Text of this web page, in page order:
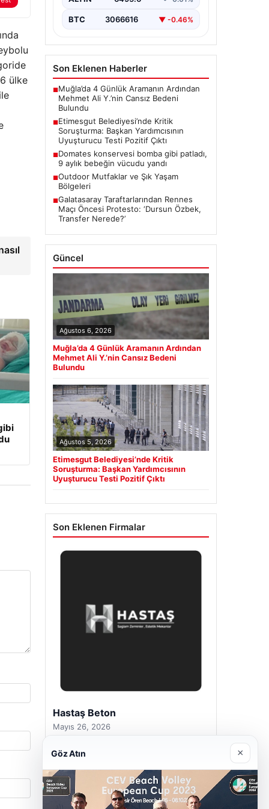
ülke
Ankara’da Etimesgut Belediyesi’ne
soruşturmanın detayları gün
BTC 3066616 ▼ -0.46%
Son Eklenen Haberler
■Muğla’da 4 Günlük Aramanın Ardından
Mehmet Ali Y.’nin Cansız Bedeni
Bulundu
■Etimesgut Belediyesi’nde Kritik
Soruşturma: Başkan Yardımcısının
Uyuşturucu Testi Pozitif Çıktı
■Domates konservesi bomba gibi patladı,
9 aylık bebeğin vücudu yandı
■Outdoor Mutfaklar ve Şık Yaşam
Bölgeleri
■Galatasaray Taraftarlarından Rennes
Maçı Öncesi Protesto: ‘Dursun Özbek,
Transfer Nerede?’
Güncel
Ağustos 6, 2026
Muğla’da 4 Günlük Aramanın Ardından
Mehmet Ali Y.’nin Cansız Bedeni
Bulundu
Ağustos 5, 2026
Etimesgut Belediyesi’nde Kritik
Soruşturma: Başkan Yardımcısının
Uyuşturucu Testi Pozitif Çıktı
Son Eklenen Firmalar
Prenses Night Club
Nisan 29, 2026
Göz Atın ×